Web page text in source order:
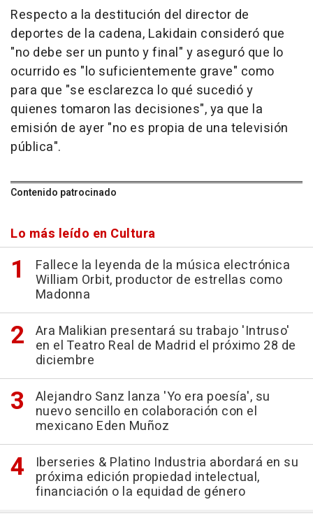
Respecto a la destitución del director de
deportes de la cadena, Lakidain consideró que
"no debe ser un punto y final" y aseguró que lo
ocurrido es "lo suficientemente grave" como
para que "se esclarezca lo qué sucedió y
quienes tomaron las decisiones", ya que la
emisión de ayer "no es propia de una televisión
pública".
Contenido patrocinado
Lo más leído en Cultura
Fallece la leyenda de la música electrónica
William Orbit, productor de estrellas como
Madonna
Ara Malikian presentará su trabajo 'Intruso'
en el Teatro Real de Madrid el próximo 28 de
diciembre
Alejandro Sanz lanza 'Yo era poesía', su
nuevo sencillo en colaboración con el
mexicano Eden Muñoz
Iberseries & Platino Industria abordará en su
próxima edición propiedad intelectual,
financiación o la equidad de género